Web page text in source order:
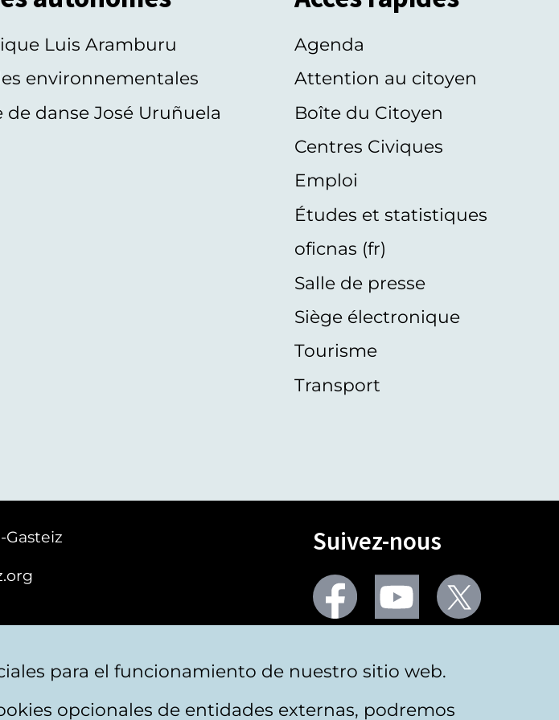
Luis Aramburu
environnementales
de danse José Uruñuela
Agenda
Attention au citoyen
Boîte du Citoyen
Centres Civiques
Emploi
Études et statistiques
oficnas (fr)
Salle de presse
Siège électronique
Tourisme
Transport
Gasteiz Suivez-nous
Facebook Youtube
para el funcionamiento de nuestro sitio web.
opcionales de entidades externas, podremos